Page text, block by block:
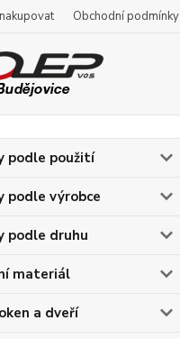
Obchodní podmínky
podle použití
podle výrobce
podle druhu
materiál
a dveří